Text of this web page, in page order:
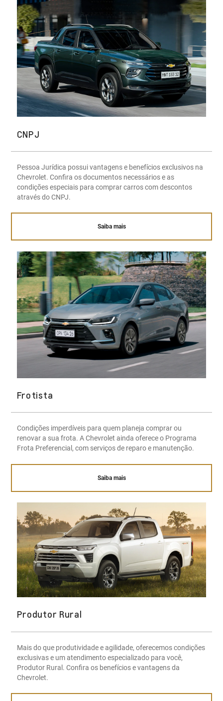
CNPJ
Pessoa Jurídica possui vantagens e benefícios exclusivos na
Chevrolet. Confira os documentos necessários e as
condições especiais para comprar carros com descontos
através do CNPJ.
Saiba mais
Frotista
Condições imperdíveis para quem planeja comprar ou
renovar a sua frota. A Chevrolet ainda oferece o Programa
Frota Preferencial, com serviços de reparo e manutenção.
Saiba mais
Produtor Rural
Mais do que produtividade e agilidade, oferecemos condições
exclusivas e um atendimento especializado para você,
Produtor Rural. Confira os benefícios e vantagens da
Chevrolet.